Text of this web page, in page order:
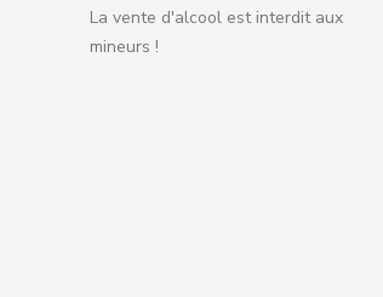
La vente d'alcool est interdit aux
mineurs !